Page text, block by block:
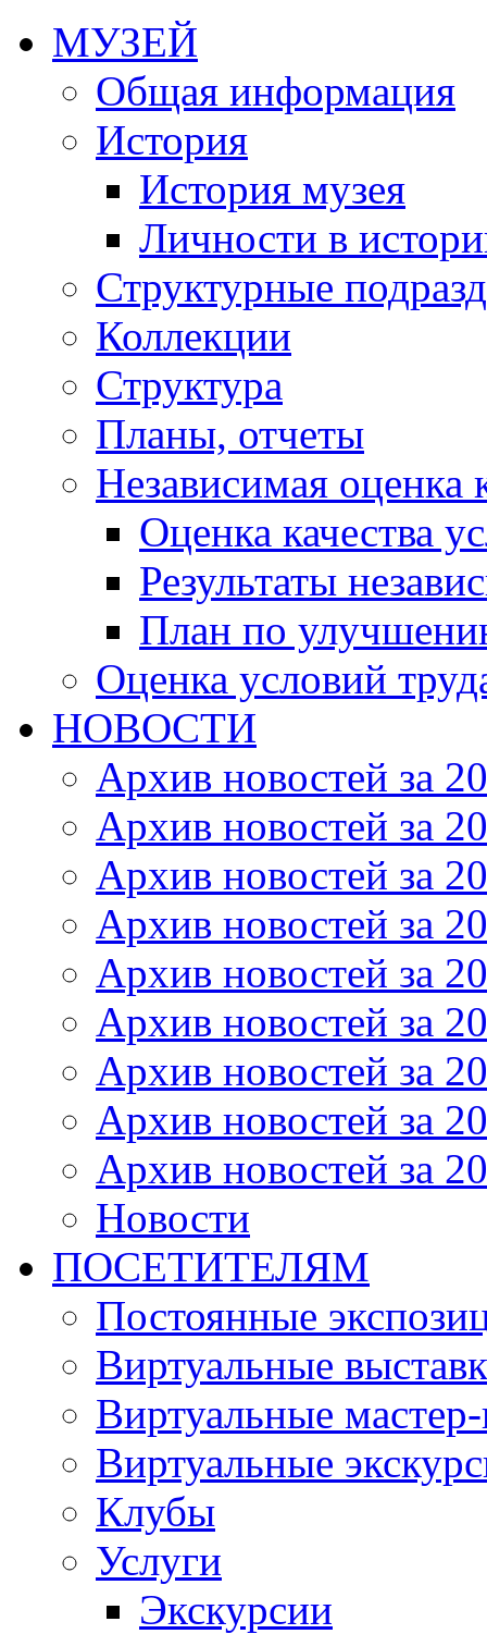
МУЗЕЙ
Общая информация
История
История музея
Личности в
Структурные
Коллекции
Структура
Планы, отчеты
Независимая оценка
Оценка качества
Результаты
План по
Оценка условий
НОВОСТИ
Архив новостей за
Архив новостей за
Архив новостей за
Архив новостей за
Архив новостей за
Архив новостей за
Архив новостей за
Архив новостей за
Архив новостей за
Новости
ПОСЕТИТЕЛЯМ
Постоянные
Виртуальные
Виртуальные
Виртуальные
Клубы
Услуги
Экскурсии